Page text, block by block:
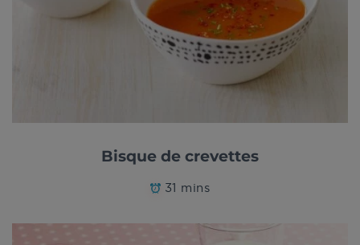
Bisque de crevettes
31 mins